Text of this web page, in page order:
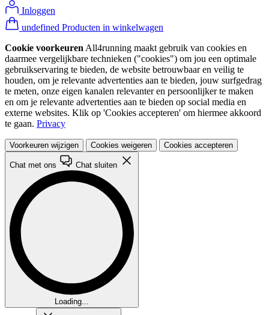
Inloggen
undefined Producten in winkelwagen
Cookie voorkeuren All4running maakt gebruik van cookies en
daarmee vergelijkbare technieken ("cookies") om jou een optimale
gebruikservaring te bieden, de website betrouwbaar en veilig te
houden, om je relevante advertenties aan te bieden, jouw surfgedrag
te meten, onze eigen kanalen relevanter en persoonlijker te maken
en om je relevante advertenties aan te bieden op social media en
externe websites. Klik op 'Cookies accepteren' om hiermee akkoord
te gaan. Privacy
Voorkeuren wijzigen Cookies weigeren Cookies accepteren
Chat met ons Chat sluiten
Loading...